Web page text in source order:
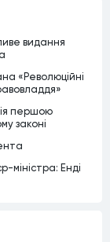
видання
«Революційні
першою
законі
міністра: Енді